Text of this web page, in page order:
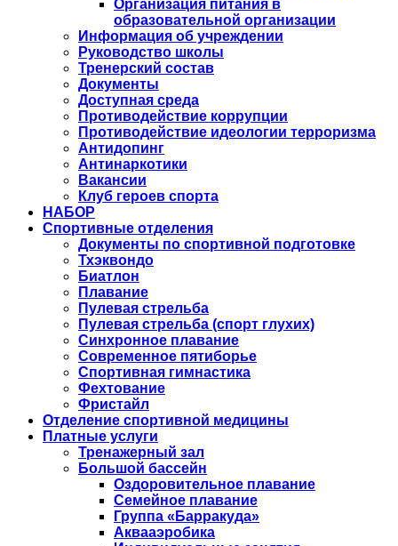
Организация питания в
образовательной организации
Информация об учреждении
Руководство школы
Тренерский состав
Документы
Доступная среда
Противодействие коррупции
Противодействие идеологии терроризма
Антидопинг
Антинаркотики
Вакансии
Клуб героев спорта
НАБОР
Спортивные отделения
Документы по спортивной подготовке
Тхэквондо
Биатлон
Плавание
Пулевая стрельба
Пулевая стрельба (спорт глухих)
Синхронное плавание
Современное пятиборье
Спортивная гимнастика
Фехтование
Фристайл
Отделение спортивной медицины
Платные услуги
Тренажерный зал
Большой бассейн
Оздоровительное плавание
Семейное плавание
Группа «Барракуда»
Аквааэробика